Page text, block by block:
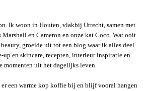
Ik woon in Houten, vlakbij Utrecht, samen met
en Cameron en onze kat Coco. Wat ooit
groeide uit tot een blog waar ik alles deel
en skincare, recepten, interieur inspiratie en
momenten uit het dagelijks leven.
een warme kop koffie bij en blijf vooral hangen